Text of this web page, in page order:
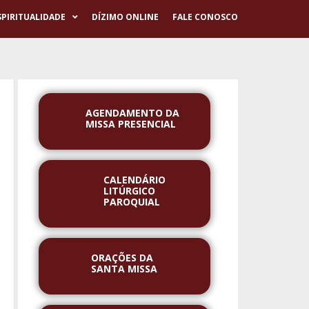
DÍZIMO ONLINE FALE CONOSCO
AGENDAMENTO DA
MISSA PRESENCIAL
CALENDÁRIO
LITÚRGICO
PAROQUIAL
ORAÇÕES DA
SANTA MISSA